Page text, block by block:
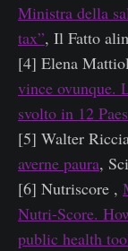
Ministra della
tax”, Il Fatto
[4] Elena
vince ovunque.
svolto in 12
[5] Walter
averne paura,
[6] Nutriscore ,
Nutri-Score.
public health